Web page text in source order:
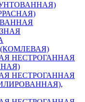
НЕСТРОГАННАЯ
НЕСТРОГАННАЯ